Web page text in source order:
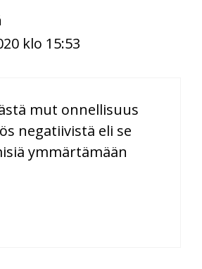
klo 15:53
mut onnellisuus
negatiivistä eli se
ymmärtämään